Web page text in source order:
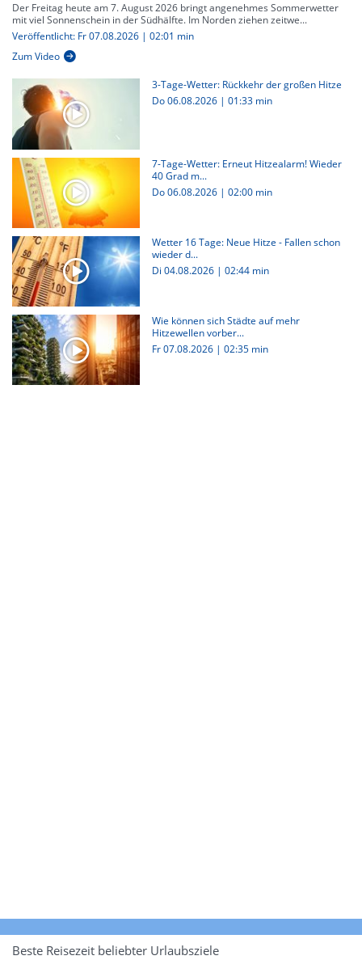
Der Freitag heute am 7. August 2026 bringt angenehmes Sommerwetter
mit viel Sonnenschein in der Südhälfte. Im Norden ziehen zeitwe...
Veröffentlicht: Fr 07.08.2026 | 02:01 min
Zum Video
3-Tage-Wetter: Rückkehr der großen Hitze
Do 06.08.2026 | 01:33 min
7-Tage-Wetter: Erneut Hitzealarm! Wieder
40 Grad m...
Do 06.08.2026 | 02:00 min
Wetter 16 Tage: Neue Hitze - Fallen schon
wieder d...
Di 04.08.2026 | 02:44 min
Wie können sich Städte auf mehr
Hitzewellen vorber...
Fr 07.08.2026 | 02:35 min
Beste Reisezeit beliebter Urlaubsziele